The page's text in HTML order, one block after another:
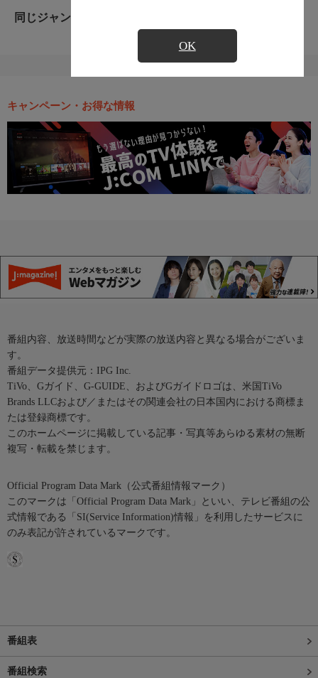
OK
同じジャンルのおすすめ番組
キャンペーン・お得な情報
番組内容、放送時間などが実際の放送内容と異なる場合がございま
す。
番組データ提供元：IPG Inc.
TiVo、Gガイド、G-GUIDE、およびGガイドロゴは、米国TiVo
Brands LLCおよび／またはその関連会社の日本国内における商標ま
たは登録商標です。
このホームページに掲載している記事・写真等あらゆる素材の無断
複写・転載を禁じます。
Official Program Data Mark（公式番組情報マーク）
このマークは「Official Program Data Mark」といい、テレビ番組の公
式情報である「SI(Service Information)情報」を利用したサービスに
のみ表記が許されているマークです。
番組表
番組検索